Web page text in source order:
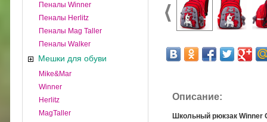
Пеналы Winner
Пеналы Herlitz
Пеналы Mag Taller
Пеналы Walker
Мешки для обуви
Mike&Mar
Winner
Herlitz
MagTaller
Описание:
Школьный рюкзак Winner